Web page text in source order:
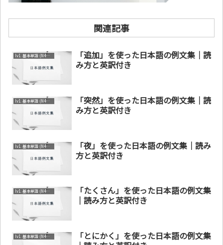
関連記事
lv1. 基本単語 (N4～N5)
「追加」を使った日本語の例文集｜読
み方と英訳付き
lv1. 基本単語 (N4～N5)
「突然」を使った日本語の例文集｜読
み方と英訳付き
lv1. 基本単語 (N4～N5)
「夜」を使った日本語の例文集｜読み
方と英訳付き
lv1. 基本単語 (N4～N5)
「たくさん」を使った日本語の例文集
｜読み方と英訳付き
lv1. 基本単語 (N4～N5)
「とにかく」を使った日本語の例文集